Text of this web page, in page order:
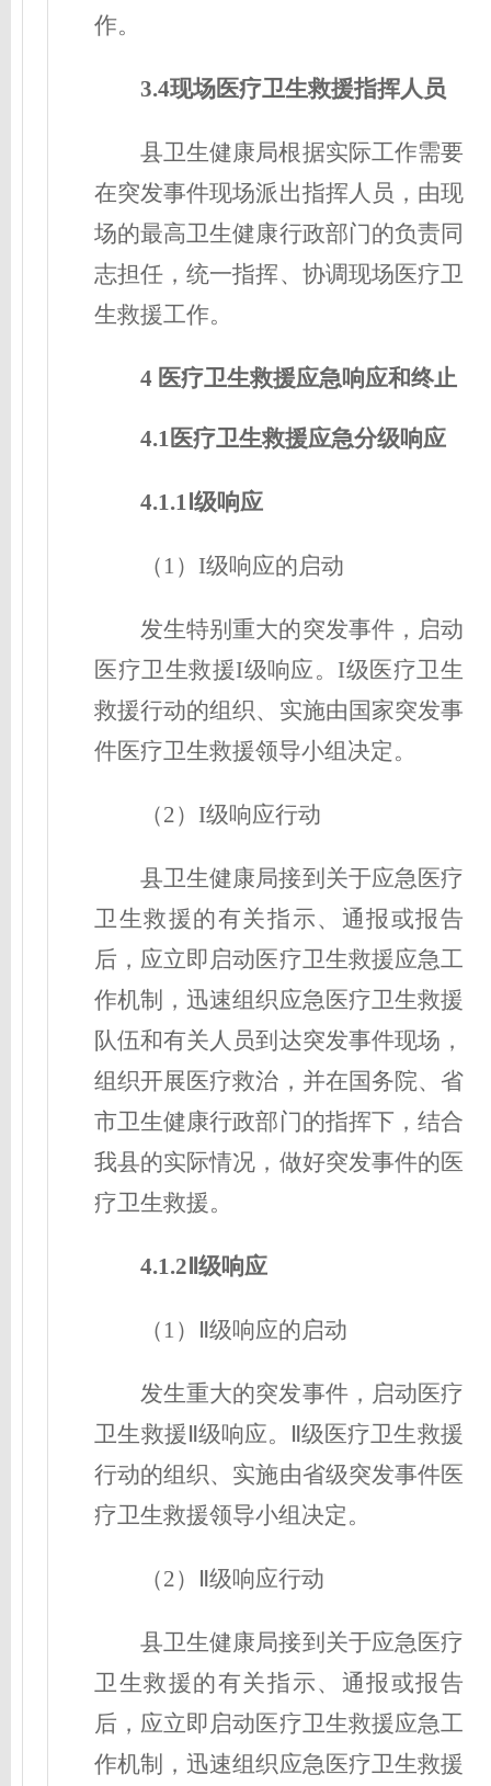
作。
3.4现场医疗卫生救援指挥人员
县卫生健康局根据实际工作需要
在突发事件现场派出指挥人员，由现
场的最高卫生健康行政部门的负责同
志担任，统一指挥、协调现场医疗卫
生救援工作。
4 医疗卫生救援应急响应和终止
4.1医疗卫生救援应急分级响应
4.1.1Ⅰ级响应
（1）I级响应的启动
发生特别重大的突发事件，启动
医疗卫生救援I级响应。I级医疗卫生
救援行动的组织、实施由国家突发事
件医疗卫生救援领导小组决定。
（2）I级响应行动
县卫生健康局接到关于应急医疗
卫生救援的有关指示、通报或报告
后，应立即启动医疗卫生救援应急工
作机制，迅速组织应急医疗卫生救援
队伍和有关人员到达突发事件现场，
组织开展医疗救治，并在国务院、省
市卫生健康行政部门的指挥下，结合
我县的实际情况，做好突发事件的医
疗卫生救援。
4.1.2Ⅱ级响应
（1）Ⅱ级响应的启动
发生重大的突发事件，启动医疗
卫生救援Ⅱ级响应。Ⅱ级医疗卫生救援
行动的组织、实施由省级突发事件医
疗卫生救援领导小组决定。
（2）Ⅱ级响应行动
县卫生健康局接到关于应急医疗
卫生救援的有关指示、通报或报告
后，应立即启动医疗卫生救援应急工
作机制，迅速组织应急医疗卫生救援